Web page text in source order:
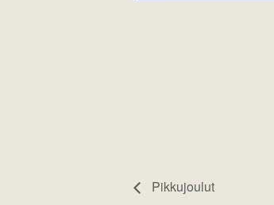
Pikkujoulut